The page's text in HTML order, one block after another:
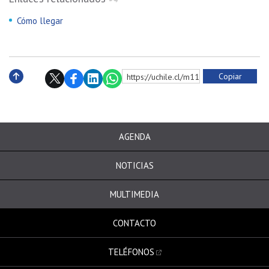
Cómo llegar
https://uchile.cl/m113732 Copiar
AGENDA
NOTICIAS
MULTIMEDIA
CONTACTO
TELÉFONOS